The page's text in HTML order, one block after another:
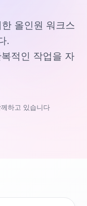
올인원 워크스
.
적인 작업을 자
하고 있습니다